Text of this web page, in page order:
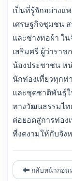
เป็นที่รู้จักอย่างแ
เศรษฐกิจชุมชน
และช่างทอผ้า ใ
เสริมศรี ผู้ว่ารา
น้องประชาชน ห
นักท่องเที่ยวทุกท่
และชุดชาติพันธุ์
ทางวัฒนธรรมไท
ต่อยอดสู่การท่อ
ที่งดงามให้กับจัง
กลับหน้าก่อน